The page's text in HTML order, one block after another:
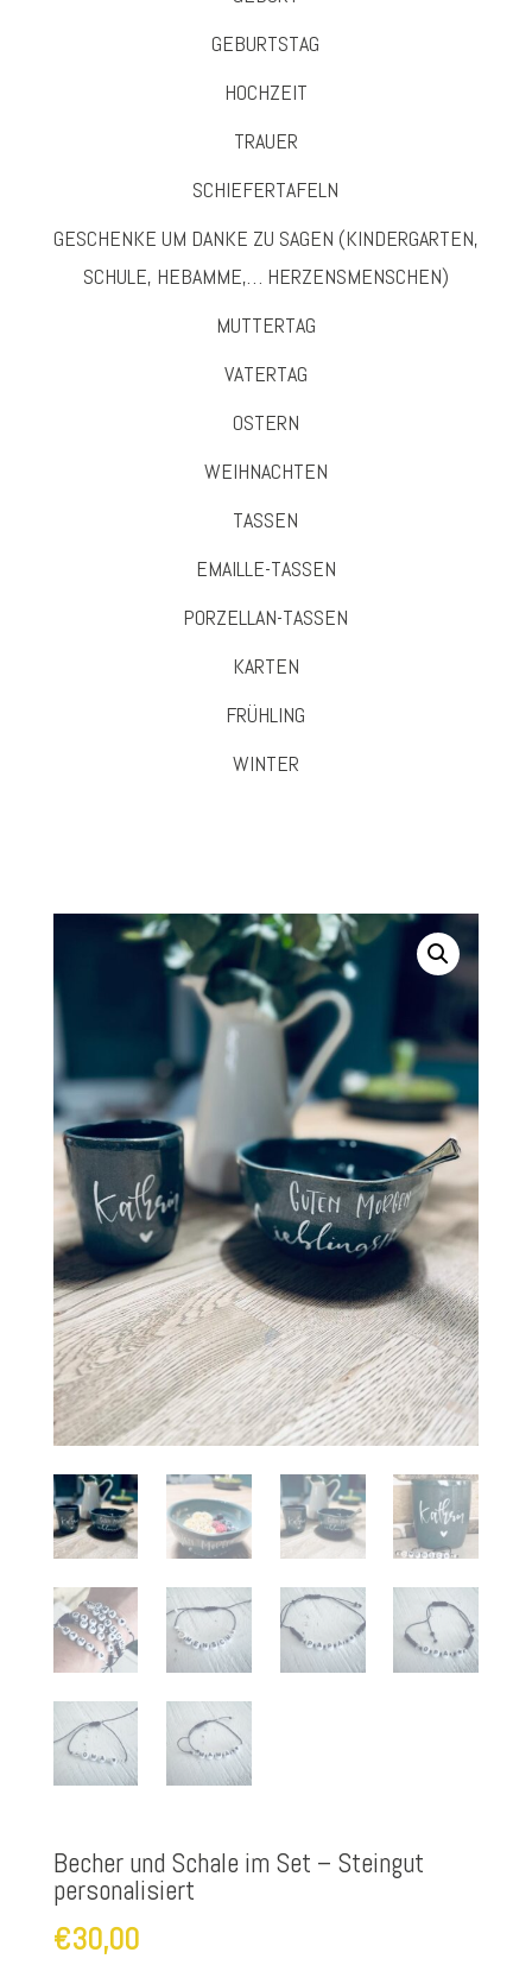
GEBURTSTAG
HOCHZEIT
TRAUER
SCHIEFERTAFELN
GESCHENKE UM DANKE ZU SAGEN (KINDERGARTEN,
SCHULE, HEBAMME,… HERZENSMENSCHEN)
MUTTERTAG
VATERTAG
OSTERN
WEIHNACHTEN
TASSEN
EMAILLE-TASSEN
PORZELLAN-TASSEN
KARTEN
FRÜHLING
WINTER
Becher und Schale im Set – Steingut
personalisiert
€30,00